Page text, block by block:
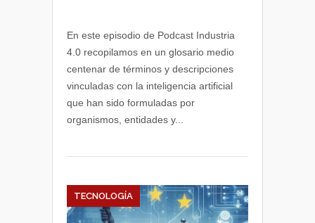
En este episodio de Podcast Industria
4.0 recopilamos en un glosario medio
centenar de términos y descripciones
vinculadas con la inteligencia artificial
que han sido formuladas por
organismos, entidades y...
TECNOLOGÍA